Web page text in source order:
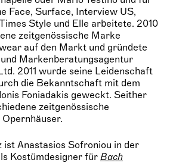
Face, Surface, Interview US,
Style und Elle arbeitete. 2010
zeitgenössische Marke
auf den Markt und gründete
Markenberatungsagentur
2011 wurde seine Leidenschaft
die Bekanntschaft mit dem
Foniadakis geweckt. Seither
zeitgenössische
ist Anastasios Sofroniou in der
Kostümdesigner für Bach